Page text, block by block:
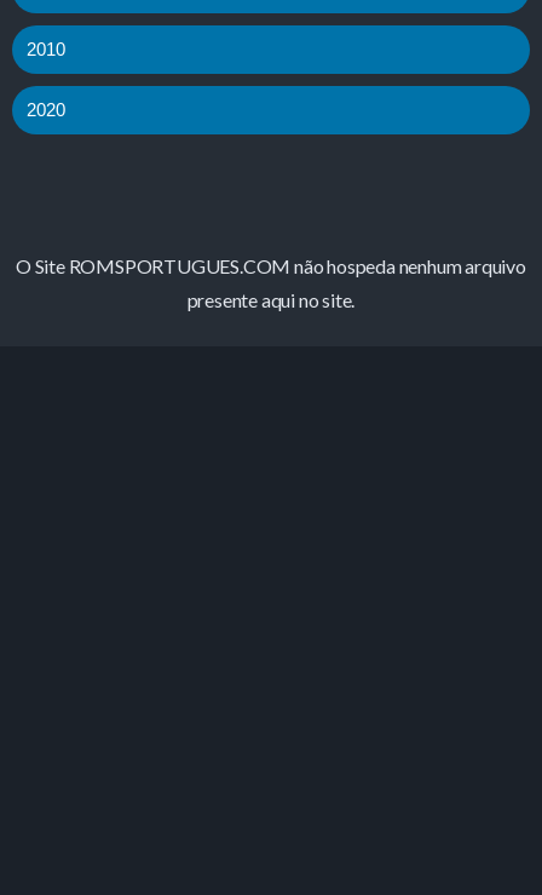
2010
2020
O Site ROMSPORTUGUES.COM não hospeda nenhum arquivo
presente aqui no site.